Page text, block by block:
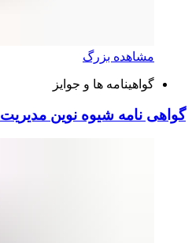
مشاهده بزرگ
گواهینامه ها و جوایز
گواهی نامه شیوه نوین مدیریت